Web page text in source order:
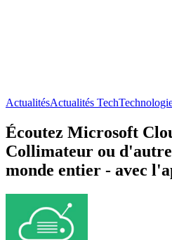
ActualitésActualités Tech
Écoutez Microsoft
Collimateur ou
monde entier - avec